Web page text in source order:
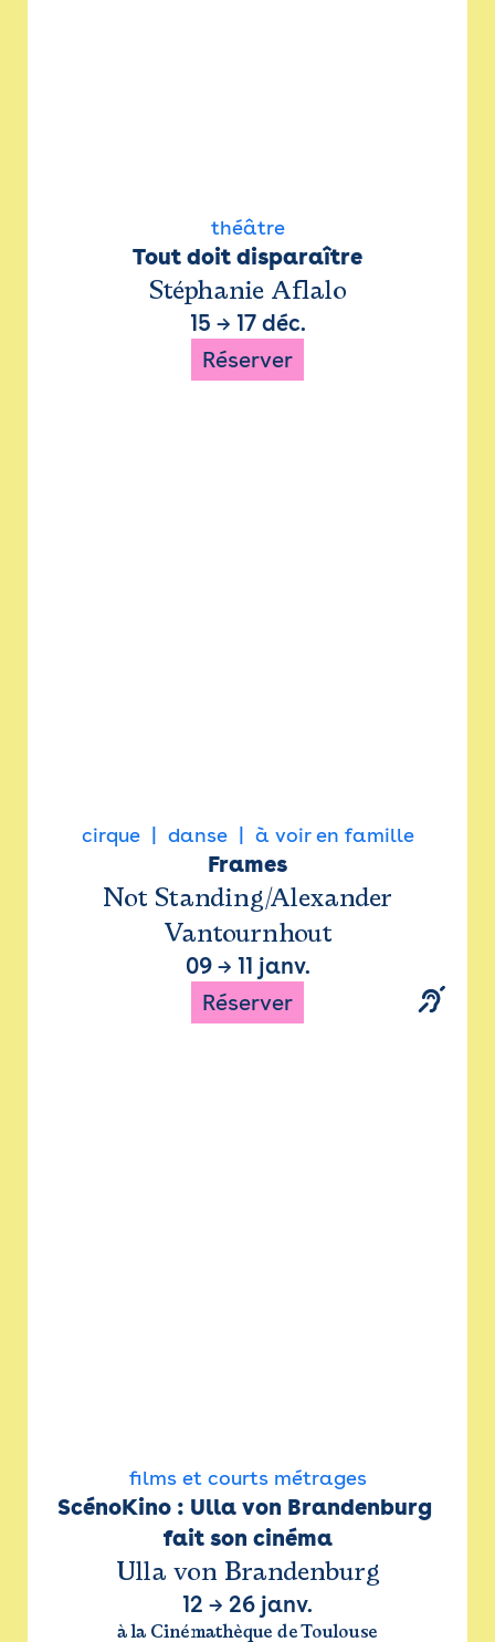
théâtre
Tout doit disparaître
Stéphanie Aflalo
15 → 17 déc.
Réserver
cirque danse à voir en famille
Frames
Not Standing/Alexander
Vantournhout
09→ 11 janv.
Réserver
films et courts métrages
ScénoKino : Ulla von Brandenburg
fait son cinéma
Ulla von Brandenburg
12 → 26 janv.
à la Cinémathèque de Toulouse